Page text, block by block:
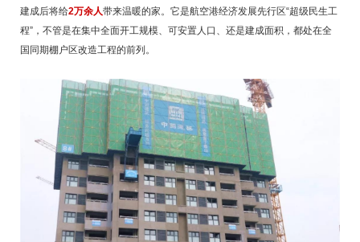
建成后将给2万余人带来温暖的家 。它是航空港经济发展先行区“超级民生工
程”，不管是在集中全面开工规模、可安置人口、还是建成面积，都处在全
国同期棚户区改造工程的前列。